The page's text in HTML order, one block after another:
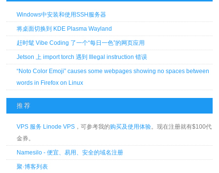
Windows中安装和使用SSH服务器
将桌面切换到 KDE Plasma Wayland
赶时髦 Vibe Coding 了一个“每日一色”的网页应用
Jetson 上 import torch 遇到 Illegal instruction 错误
“Noto Color Emoji” causes some webpages showing no spaces between
words in Firefox on Linux
推荐
VPS 服务 Linode VPS ，可参考我的购买及使用体验。现在注册就有$100代
金券。
Namesilo - 便宜、易用、安全的域名注册
聚·博客列表